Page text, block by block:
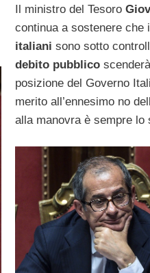
Il ministro del Tesoro
continua a sostenere che
italianisono sotto
debito pubblico
posizione del Governo
merito all’ennesimo no
alla manovra è sempre lo